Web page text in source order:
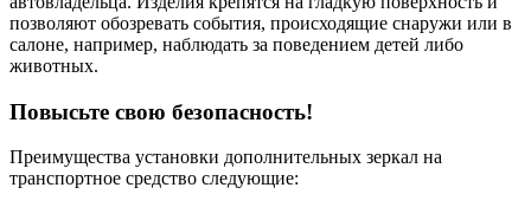
позволяют обозревать события, происходящие снаружи или в
салоне, например, наблюдать за поведением детей либо
животных.
Повысьте свою безопасность!
Преимущества установки дополнительных зеркал на
транспортное средство следующие: